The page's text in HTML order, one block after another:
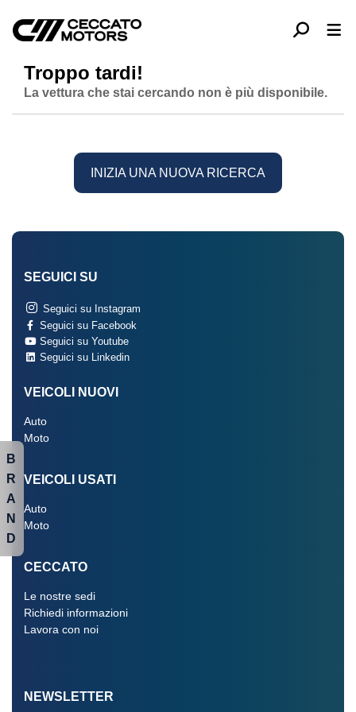
Troppo tardi!
La vettura che stai cercando non è più disponibile.
INIZIA UNA NUOVA RICERCA
SEGUICI SU
Seguici su Instagram
Seguici su Facebook
Seguici su Youtube
Seguici su Linkedin
VEICOLI NUOVI
Auto
Moto
VEICOLI USATI
Auto
Moto
CECCATO
Le nostre sedi
Richiedi informazioni
Lavora con noi
NEWSLETTER
B
R
A
N
D